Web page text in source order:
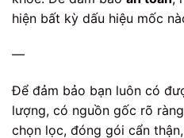
hiện bất kỳ dấu hiệu mốc
—
Để đảm bảo bạn luôn có
lượng, có nguồn gốc rõ
chọn lọc, đóng gói cẩn